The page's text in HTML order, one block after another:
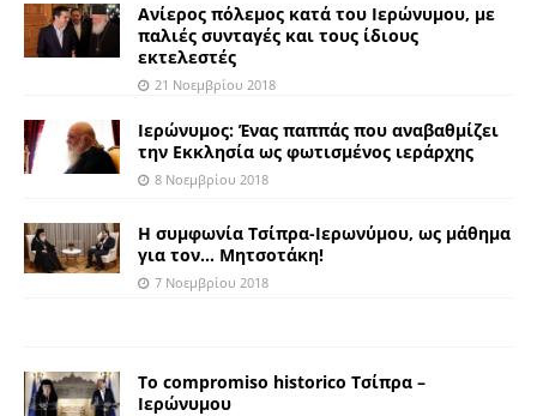
Ανίερος πόλεμος κατά του Ιερώνυμου, με
παλιές συνταγές και τους ίδιους
εκτελεστές
21 Νοεμβρίου 2018
Ιερώνυμος: Ένας παππάς που αναβαθμίζει
την Εκκλησία ως φωτισμένος ιεράρχης
8 Νοεμβρίου 2018
Η συμφωνία Τσίπρα-Ιερωνύμου, ως μάθημα
για τον… Μητσοτάκη!
7 Νοεμβρίου 2018
To compromisο historicο Τσίπρα –
Ιερώνυμου